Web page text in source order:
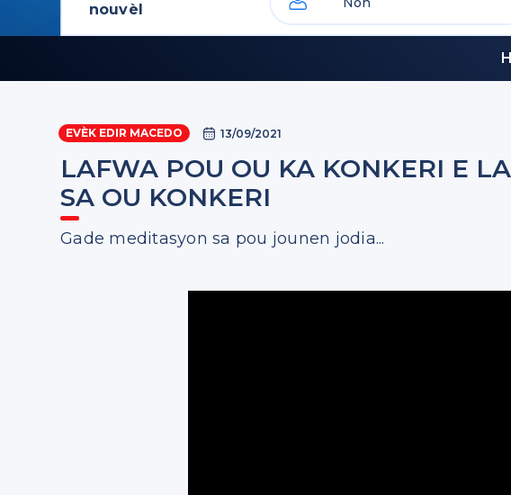
nouvèl
EVÈK EDIR MACEDO 13/09/2021
LAFWA POU OU KA KONKERI E
SA OU KONKERI
Gade meditasyon sa pou jounen jodia...